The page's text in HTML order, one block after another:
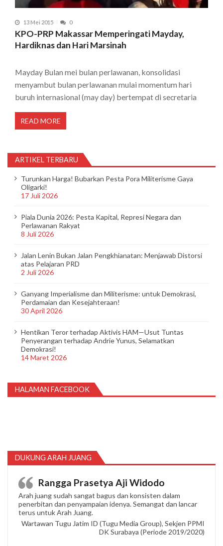
13 Mei 2015 0
KPO-PRP Makassar Memperingati Mayday,
Hardiknas dan Hari Marsinah
Mayday Bulan mei bulan perlawanan, konsolidasi
menyambut bulan perlawanan mulai momentum hari
buruh internasional (may day) bertempat di secretaria
READ MORE
ARTIKEL TERBARU
Turunkan Harga! Bubarkan Pesta Pora Militerisme Gaya
Oligarki!
17 Juli 2026
Piala Dunia 2026: Pesta Kapital, Represi Negara dan
Perlawanan Rakyat
8 Juli 2026
Jalan Lenin Bukan Jalan Pengkhianatan: Menjawab Distorsi
atas Pelajaran PRD
2 Juli 2026
Ganyang Imperialisme dan Militerisme: untuk Demokrasi,
Perdamaian dan Kesejahteraan!
30 April 2026
Hentikan Teror terhadap Aktivis HAM—Usut Tuntas
Penyerangan terhadap Andrie Yunus, Selamatkan
Demokrasi!
14 Maret 2026
HALAMAN FACEBOOK
DUKUNG ARAH JUANG
Rangga Prasetya Aji Widodo
Arah juang sudah sangat bagus dan konsisten dalam
penerbitan dan penyampaian idenya. Semangat dan lancar
terus untuk Arah Juang.
Wartawan Tugu Jatim ID (Tugu Media Group), Sekjen PPMI
DK Surabaya (Periode 2019/2020)